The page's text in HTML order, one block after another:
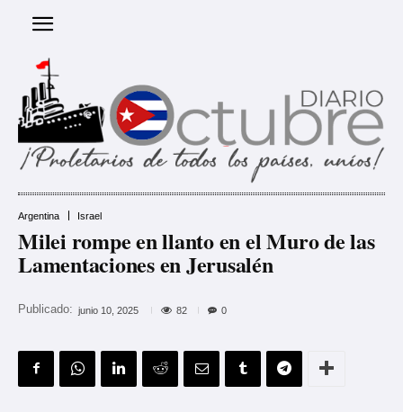
Argentina Israel
Milei rompe en llanto en el Muro de las
Lamentaciones en Jerusalén
Publicado: junio 10, 2025 82 0